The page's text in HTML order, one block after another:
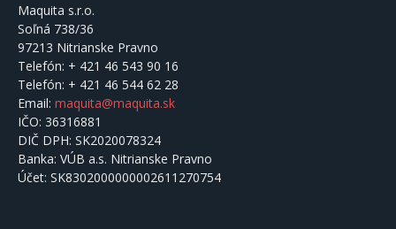
Maquita s.r.o.
Soľná 738/36
97213 Nitrianske Pravno
Telefón: + 421 46 543 90 16
Telefón: + 421 46 544 62 28
Email: maquita@maquita.sk
IČO: 36316881
DIČ DPH: SK2020078324
Banka: VÚB a.s. Nitrianske Pravno
Účet: SK8302000000002611270754